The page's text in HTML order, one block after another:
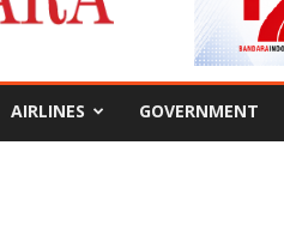
AIRLINES GOVERNMENT